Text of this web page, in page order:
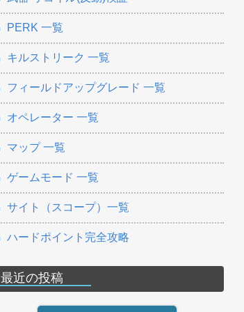
PERK 一覧
キルストリーク 一覧
フィールドアップグレード 一覧
オペレーター 一覧
マップ 一覧
ゲームモード 一覧
サイト（スコープ）一覧
ハードポイント完全攻略
最近の投稿